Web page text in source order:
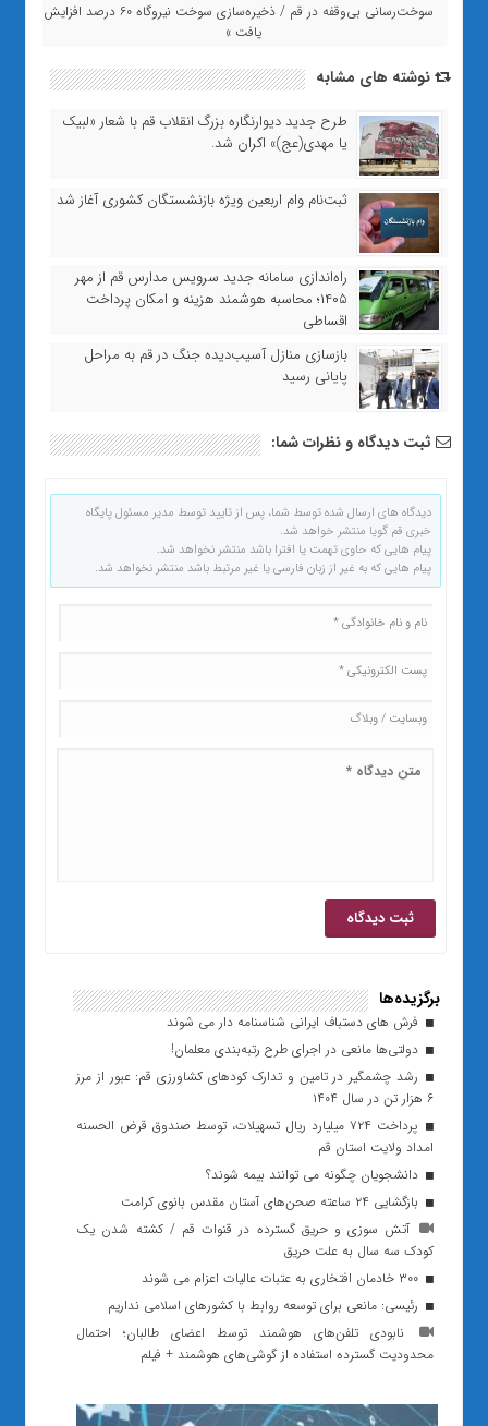
سوخت‌رسانی بی‌وقفه در قم / ذخیره‌سازی سوخت نیروگاه ۶۰ درصد افزایش
یافت »
نوشته های مشابه
طرح جدید دیوارنگاره بزرگ انقلاب قم با شعار «لبیک
یا مهدی(عج)» اکران شد.
ثبت‌نام وام اربعین ویژه بازنشستگان کشوری آغاز شد
راه‌اندازی سامانه جدید سرویس مدارس قم از مهر
۱۴۰۵؛ محاسبه هوشمند هزینه و امکان پرداخت
اقساطی
بازسازی منازل آسیب‌دیده جنگ در قم به مراحل
پایانی رسید
ثبت دیدگاه و نظرات شما:
دیدگاه های ارسال شده توسط شما، پس از تایید توسط مدیر مسئول پایگاه
خبری قم گویا منتشر خواهد شد.
پیام هایی که حاوی تهمت یا افترا باشد منتشر نخواهد شد.
پیام هایی که به غیر از زبان فارسی یا غیر مرتبط باشد منتشر نخواهد شد.
برگزیده‌ها
فرش های دستباف ایرانی شناسنامه دار می شوند
دولتی‌ها مانعی در اجرای طرح رتبه‌بندی معلمان!
رشد چشمگیر در تامین و تدارک کودهای کشاورزی قم: عبور از مرز
6 هزار تن در سال ۱۴۰۴
پرداخت ۷۲۴ میلیارد ریال تسهیلات، توسط صندوق قرض الحسنه
امداد ولایت استان قم
دانشجویان چگونه می توانند بیمه شوند؟
بازگشایی ۲۴ ساعته صحن‌های آستان مقدس بانوی کرامت
آتش سوزی و حریق گسترده در قنوات قم / کشته شدن یک
کودک سه سال به علت حریق
رئیسی: مانعی برای توسعه روابط با کشورهای اسلامی نداریم
نابودی تلفن‌های هوشمند توسط اعضای طالبان؛ احتمال
محدودیت گسترده استفاده از گوشی‌های هوشمند + فیلم